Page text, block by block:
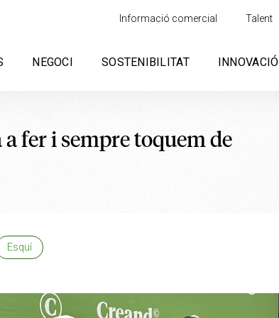
Informació comercial Talent
NEGOCI SOSTENIBILITAT INNOVACIÓ
fer i sempre toquem de
Esquí